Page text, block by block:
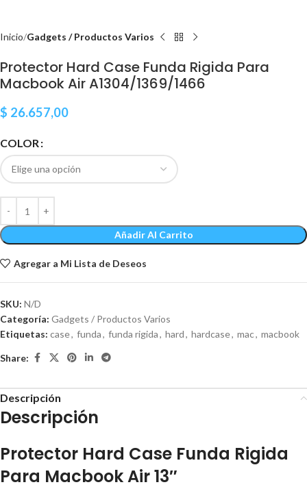
Inicio Gadgets / Productos Varios
Protector Hard Case Funda Rigida Para
Macbook Air A1304/1369/1466
$ 26.657,00
COLOR
Añadir Al Carrito
Agregar a Mi Lista de Deseos
SKU: N/D
Categoría: Gadgets / Productos Varios
Etiquetas: case, funda, funda rigida, hard, hardcase, mac, macbook
Share:
Descripción
Descripción
Protector Hard Case Funda Rigida
Para Macbook Air 13″